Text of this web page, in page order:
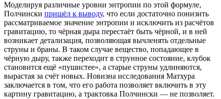
Моделируя различные уровни энтропии по этой формуле,
Полчински пришёл к выводу, что если достаточно понизить
рассматриваемое значение энтропии и исключить из расчётов
гравитацию, то чёрная дыра перестаёт быть чёрной, и в ней
возникает детализация, позволяющая вычленять отдельные
струны и браны. В таком случае вещество, попадающее в
чёрную дыру, также переходит в струнное состояние, клубок
становится ещё «пушистее», а старые струны удлиняются,
вырастая за счёт новых. Новизна исследования Матхура
заключается в том, что его работа позволяет включить в эту
картину гравитацию, а трактовка Полчински — не позволяет.